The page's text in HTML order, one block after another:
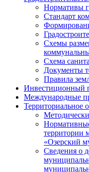
Нормативы
Стандарт
Схемы
Схема
Документы
Правила
Инвестиционный
Международные
Территориальное
территории
«Озерский
Сведения о